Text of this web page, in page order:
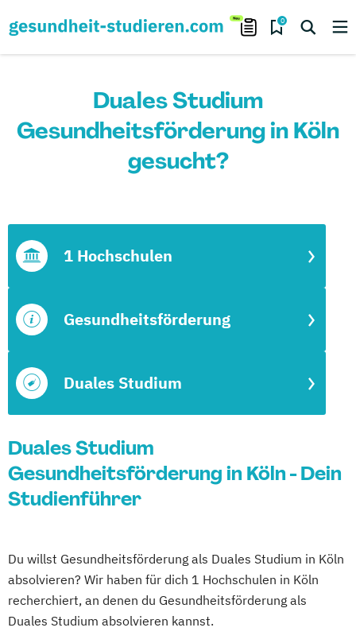
0
Duales Studium
Gesundheitsförderung in Köln
gesucht?
Duales Studium
Gesundheitsförderung
1 Hochschulen
Duales Studium
Gesundheitsförderung in Köln - Dein
Studienführer
Du willst Gesundheitsförderung als Duales Studium in Köln
absolvieren? Wir haben für dich 1 Hochschulen in Köln
recherchiert, an denen du Gesundheitsförderung als
Duales Studium absolvieren kannst.